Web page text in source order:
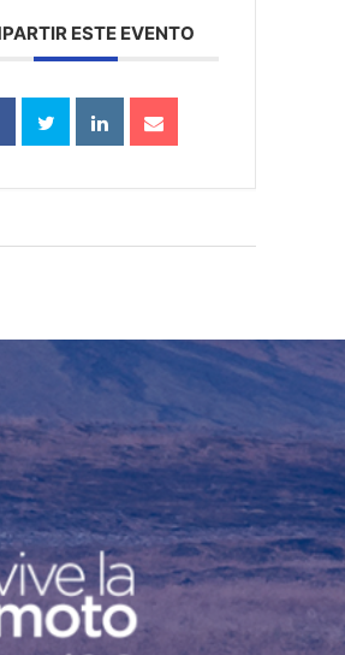
ESTE EVENTO